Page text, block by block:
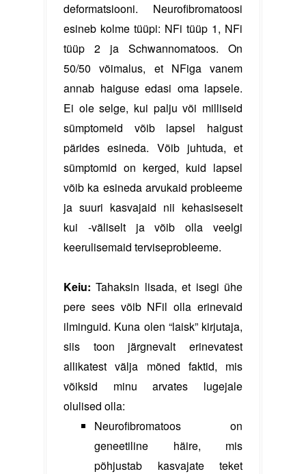
deformatsiooni. Neurofibromatoosi
esineb kolme tüüpi: NFi tüüp 1, NFi
tüüp 2 ja Schwannomatoos. On
50/50 võimalus, et NFiga vanem
annab haiguse edasi oma lapsele.
Ei ole selge, kui palju või milliseid
sümptomeid võib lapsel haigust
pärides esineda. Võib juhtuda, et
sümptomid on kerged, kuid lapsel
võib ka esineda arvukaid probleeme
ja suuri kasvajaid nii kehasiseselt
kui -väliselt ja võib olla veelgi
keerulisemaid terviseprobleeme.
Keiu: Tahaksin lisada, et isegi ühe
pere sees võib NFil olla erinevaid
ilminguid. Kuna olen “laisk” kirjutaja,
siis toon järgnevalt erinevatest
allikatest välja mõned faktid, mis
võiksid minu arvates lugejale
olulised olla:
Neurofibromatoos on
geneetiline häire, mis
põhjustab kasvajate teket